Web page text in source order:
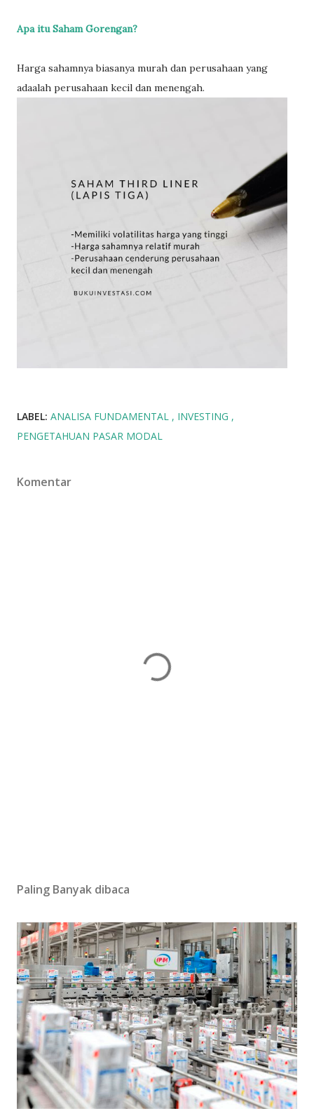
Apa itu Saham Gorengan?
Harga sahamnya biasanya murah dan perusahaan yang
adaalah perusahaan kecil dan menengah.
LABEL: ANALISA FUNDAMENTAL
INVESTING
PENGETAHUAN PASAR MODAL
Komentar
Paling Banyak dibaca